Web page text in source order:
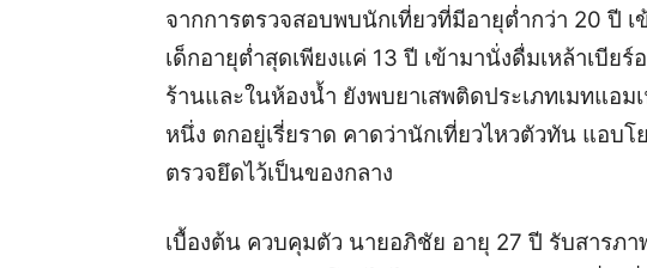
จากการตรวจสอบพบนักเที่ยวที่มีอายุต่ำกว่า 20 ปี
เด็กอายุต่ำสุดเพียงแค่ 13 ปี เข้ามานั่งดื่มเหล้าเบี
ร้านและในห้องน้ำ ยังพบยาเสพติดประเภทเมทแอ
หนึ่ง ตกอยู่เรี่ยราด คาดว่านักเที่ยวไหวตัวทัน แอบ
ตรวจยึดไว้เป็นของกลาง
เบื้องต้น ควบคุมตัว นายอภิชัย อายุ 27 ปี รับสารภ